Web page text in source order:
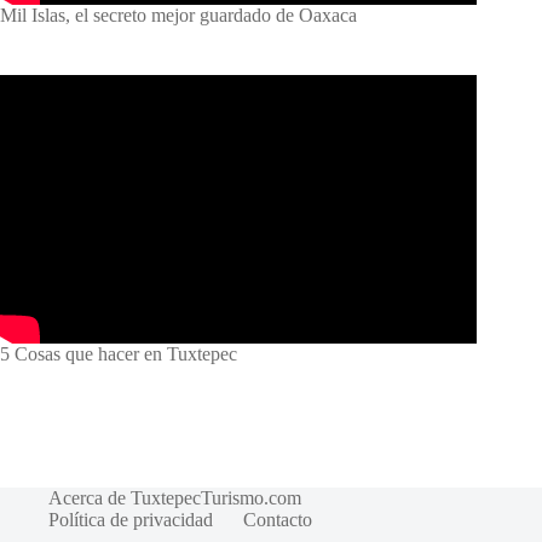
Mil Islas, el secreto mejor guardado de Oaxaca
5 Cosas que hacer en Tuxtepec
Acerca de TuxtepecTurismo.com
Política de privacidad
Contacto